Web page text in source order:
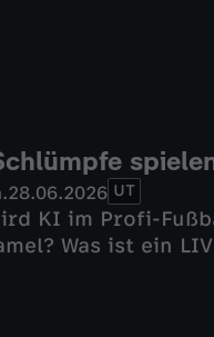
28.06.2026 UT
KI im Profi-
Was ist ein